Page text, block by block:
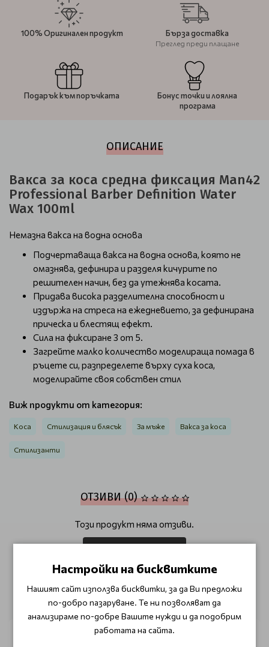
100% Оригинален продукт Бърза доставка
Преглед преди плащане
Подарък към поръчката
Бонус точки и лоялна
програма
ОПИСАНИЕ
Вакса за коса средна фиксация Man42
Professional Barber Definition Water
Wax 100ml
Немазна вакса на водна основа
Подчертаваща вакса на водна основа, която не
омазнява, дефинира и разделя кичурите по
решителен начин, без да утежнява косата.
Придава висока разделителна способност и
издържа на стреса на ежедневието, за дефинирана
прическа и блестящ ефект.
Сила на фиксиране 3 от 5.
Загрейте малко количество моделираща помада в
ръцете си, разпределете върху суха коса,
моделирайте своя собствен стил
Виж продукти от категория:
Коса Стилизация и блясък За мъже Вакса за коса
Стилизанти
ОТЗИВИ (0)
Този продукт няма отзиви.
ОЩЕ ОТ КАТЕГОРИЯТА
Настройки на бисквитките
Нашият сайт използва бисквитки, за да Ви предложи
по-добро пазаруване. Те ни позволяват да
анализираме по-добре Вашите нужди и да подобрим
работата на сайта.